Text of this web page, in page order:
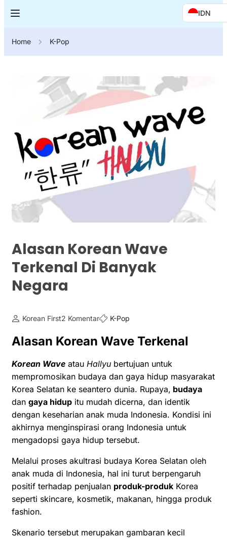
IDN
Home K-Pop
Alasan Korean Wave
Terkenal Di Banyak
Negara
Korean First2 Komentar K-Pop
Alasan Korean Wave Terkenal
Korean Wave atau Hallyu bertujuan untuk
mempromosikan budaya dan gaya hidup masyarakat
Korea Selatan ke seantero dunia. Rupaya, budaya
dan gaya hidup itu mudah dicerna, dan identik
dengan keseharian anak muda Indonesia. Kondisi ini
akhirnya menginspirasi orang Indonesia untuk
mengadopsi gaya hidup tersebut.
Melalui proses akultrasi budaya Korea Selatan oleh
anak muda di Indonesia, hal ini turut berpengaruh
positif terhadap penjualan produk-produk Korea
seperti skincare, kosmetik, makanan, hingga produk
fashion.
Skenario tersebut merupakan gambaran kecil